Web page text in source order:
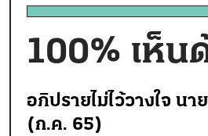
100% เห็น
อภิปรายไม่ไว้วางใจ นา
(ก.ค. 65)